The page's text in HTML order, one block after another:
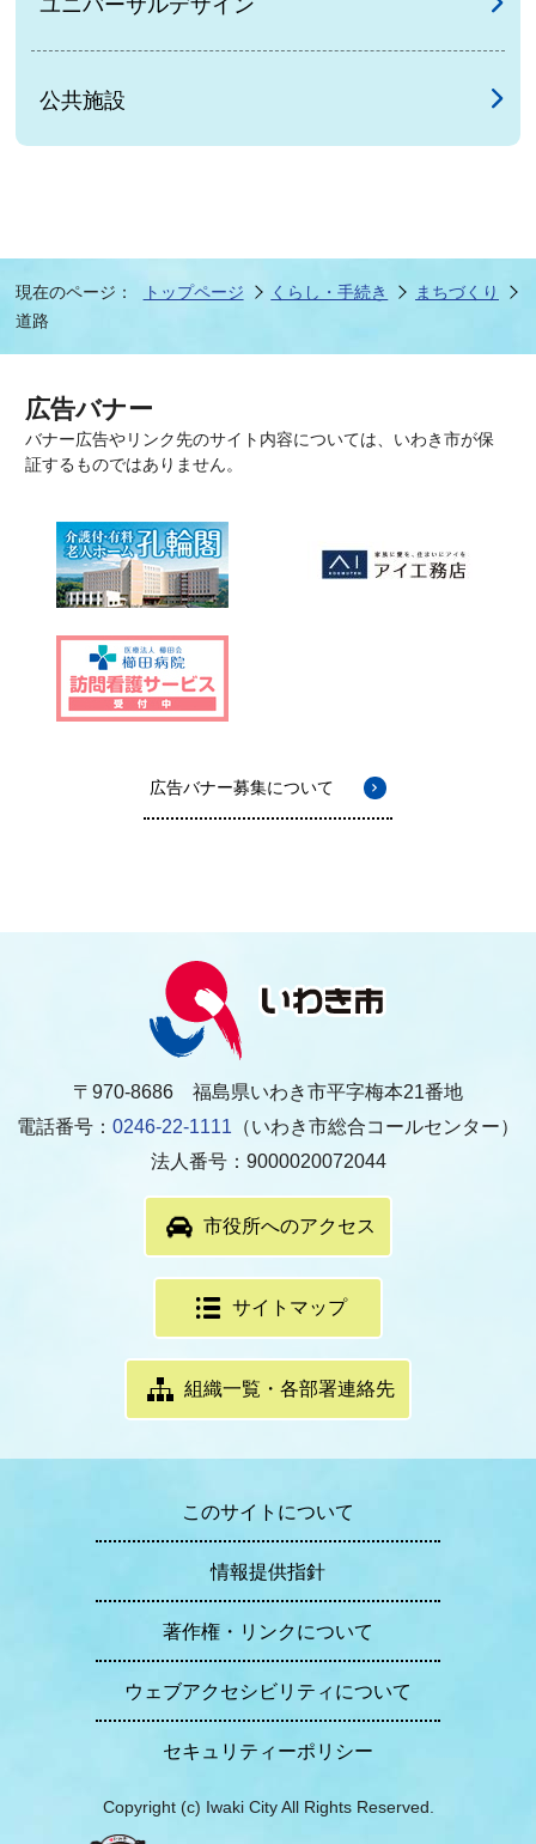
ユニバーサルデザイン
公共施設
現在のページ： トップページ くらし・手続き
まちづくり
道路
広告バナー
バナー広告やリンク先のサイト内容については、いわき市が保
証するものではありません。
広告バナー募集について
〒970-8686 福島県いわき市平字梅本21番地
電話番号： 0246-22-1111 （いわき市総合コールセンター）
法人番号：9000020072044
市役所へのアクセス
サイトマップ
組織一覧・各部署連絡先
このサイトについて
情報提供指針
著作権・リンクについて
ウェブアクセシビリティについて
セキュリティーポリシー
Copyright (c) Iwaki City All Rights Reserved.